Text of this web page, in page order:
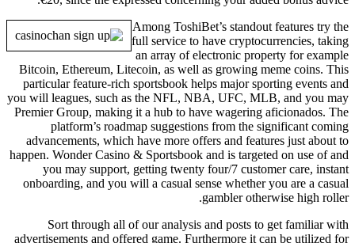
Among ToshiBet’s standout features try the
full service to have cryptocurrencies, taking
an array of electronic property for example
Bitcoin, Ethereum, Litecoin, as well as growing meme coins. This
particular feature-rich sportsbook helps major sporting events and
you will leagues, such as the NFL, NBA, UFC, MLB, and you may
Premier Group, making it a hub to have wagering aficionados. The
platform’s roadmap suggestions from the significant coming
advancements, which have more offers and features just about to
happen. Wonder Casino & Sportsbook and is targeted on use of and
you may support, getting twenty four/7 customer care, instant
onboarding, and you will a casual sense whether you are a casual
gambler otherwise high roller.
Sort through all of our analysis and posts to get familiar with
advertisements and offered game. Furthermore it can be utilized for